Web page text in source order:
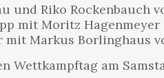
und Riko Rockenbauch
mit Moritz
mit Markus Borlinghaus
Wettkampftag am